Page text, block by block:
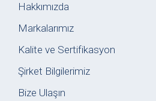
Hakkımızda
Markalarımız
Kalite ve Sertifikasyon
Şirket Bilgilerimiz
Bize Ulaşın